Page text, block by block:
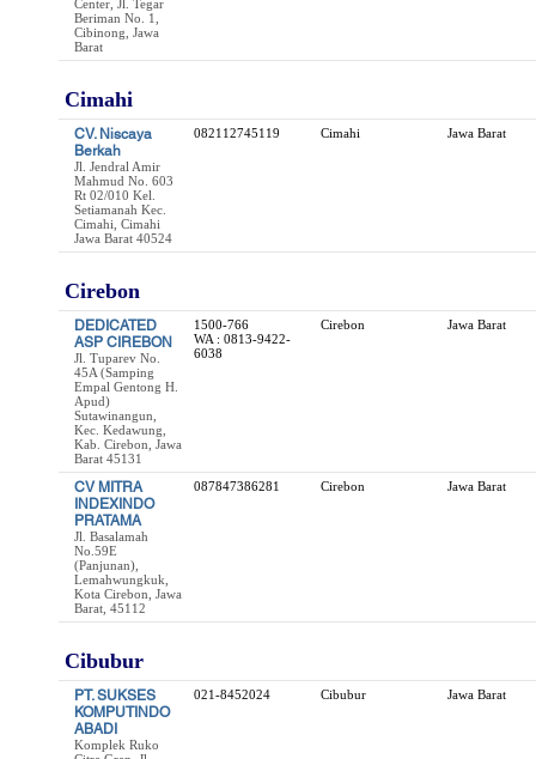
Center, Jl. Tegar
Beriman No. 1,
Cibinong, Jawa
Barat
Cimahi
CV. Niscaya
Berkah
Jl. Jendral Amir
Mahmud No. 603
Rt 02/010 Kel.
Setiamanah Kec.
Cimahi, Cimahi
Jawa Barat 40524
082112745119 Cimahi Jawa Barat
Cirebon
DEDICATED
ASP CIREBON
Jl. Tuparev No.
45A (Samping
Empal Gentong H.
Apud)
Sutawinangun,
Kec. Kedawung,
Kab. Cirebon, Jawa
Barat 45131
1500-766
WA : 0813-9422-
6038
Cirebon Jawa Barat
CV MITRA
INDEXINDO
PRATAMA
Jl. Basalamah
No.59E
(Panjunan),
Lemahwungkuk,
Kota Cirebon, Jawa
Barat, 45112
087847386281 Cirebon Jawa Barat
Cibubur
PT. SUKSES
KOMPUTINDO
ABADI
Komplek Ruko
021-8452024 Cibubur Jawa Barat